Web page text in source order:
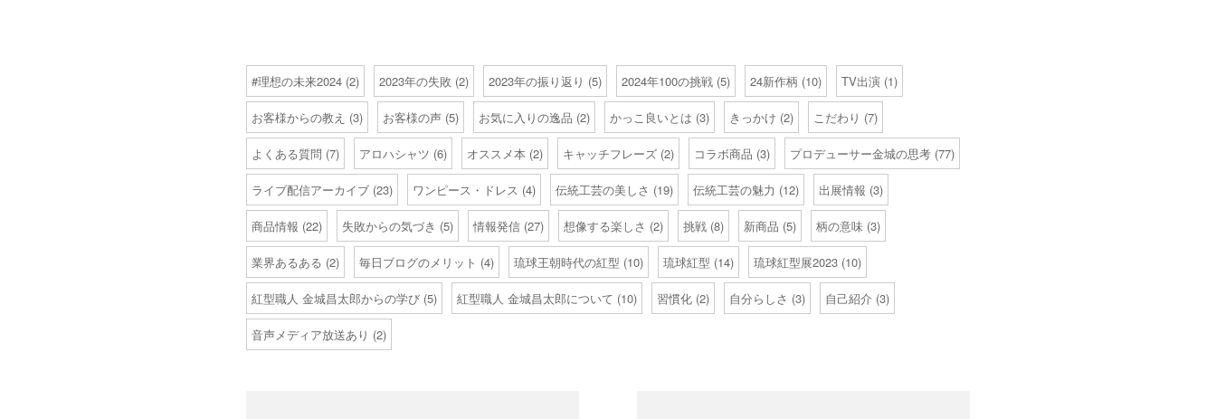
#理想の未来2024 (2) 2023年の失敗 (2) 2023年の振り返り (5) 2024年100の挑戦 (5) 24新作柄 (10) TV出演 (1)
お客様からの教え (3) お客様の声 (5) お気に入りの逸品 (2) かっこ良いとは (3) きっかけ (2) こだわり (7)
よくある質問 (7) アロハシャツ (6) オススメ本 (2) キャッチフレーズ (2) コラボ商品 (3) プロデューサー金城の思考 (77)
ライブ配信アーカイブ (23) ワンピース・ドレス (4) 伝統工芸の美しさ (19) 伝統工芸の魅力 (12) 出展情報 (3)
商品情報 (22) 失敗からの気づき (5) 情報発信 (27) 想像する楽しさ (2) 挑戦 (8) 新商品 (5) 柄の意味 (3)
業界あるある (2) 毎日ブログのメリット (4) 琉球王朝時代の紅型 (10) 琉球紅型 (14) 琉球紅型展2023 (10)
紅型職人 金城昌太郎からの学び (5) 紅型職人 金城昌太郎について (10) 習慣化 (2) 自分らしさ (3) 自己紹介 (3)
音声メディア放送あり (2)